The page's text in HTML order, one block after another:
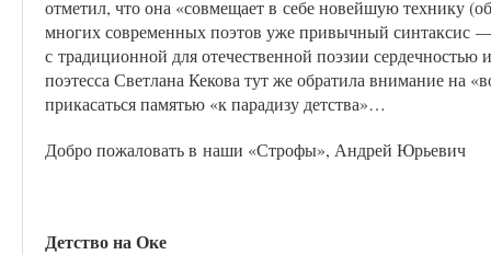
отметил, что она «совмещает в себе новейшую технику
многих современных поэтов уже привычный синтаксис
с традиционной для отечественной поэзии
поэтесса Светлана Кекова тут же обратила внимание на
прикасаться памятью «к парадизу детства»…
Добро пожаловать в наши «Строфы», Андрей Юрьевич
Детство на Оке